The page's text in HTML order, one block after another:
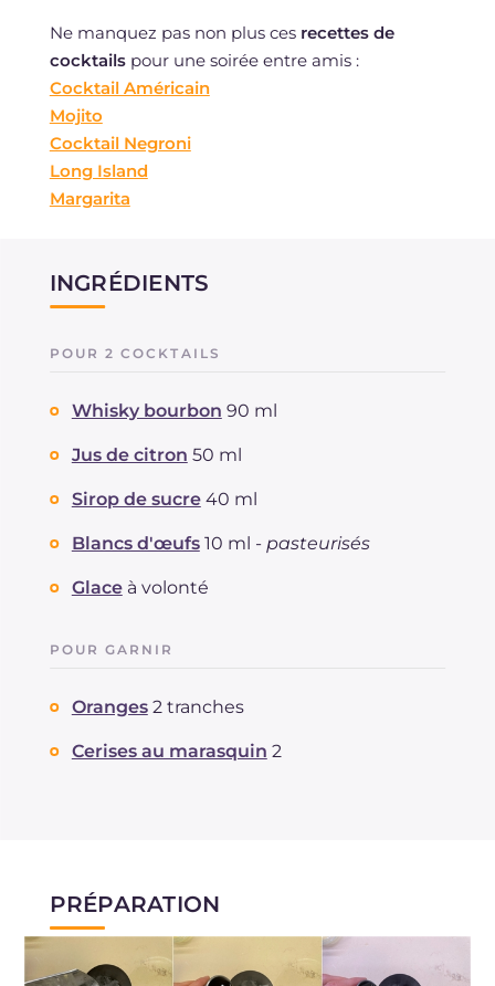
Ne manquez pas non plus ces recettes de
cocktailspour une soirée entre amis :
Cocktail Américain
Mojito
Cocktail Negroni
Long Island
Margarita
INGRÉDIENTS
POUR 2 COCKTAILS
Whisky bourbon 90 ml
Jus de citron 50 ml
Sirop de sucre 40 ml
Blancs d'œufs 10 ml - pasteurisés
Glace à volonté
POUR GARNIR
Oranges 2 tranches
Cerises au marasquin 2
PRÉPARATION